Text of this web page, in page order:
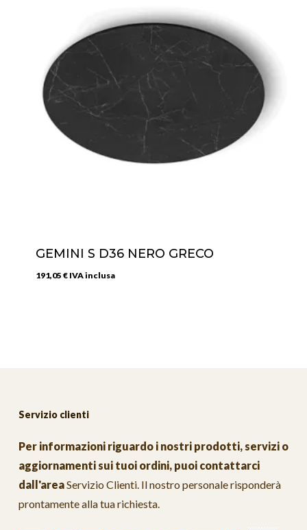
GEMINI S D36 NERO GRECO
191,05 € IVA inclusa
Servizio clienti
Per informazioni riguardo i nostri prodotti, servizi o
aggiornamenti sui tuoi ordini, puoi contattarci
dall'areaServizio Clienti. Il nostro personale risponderà
prontamente alla tua richiesta.